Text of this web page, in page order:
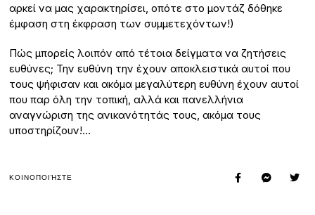
αρκεί να μας χαρακτηρίσει, οπότε στο μοντάζ δόθηκε
έμφαση στη έκφραση των συμμετεχόντων!)
Πώς μπορείς λοιπόν από τέτοια δείγματα να ζητήσεις
ευθύνες; Την ευθύνη την έχουν αποκλειστικά αυτοί που
τους ψήφισαν και ακόμα μεγαλύτερη ευθύνη έχουν αυτοί
που παρ όλη την τοπική, αλλά και πανελλήνια
αναγνώριση της ανικανότητάς τους, ακόμα τους
υποστηρίζουν!…
ΚΟΙΝΟΠΟΙΉΣΤΕ